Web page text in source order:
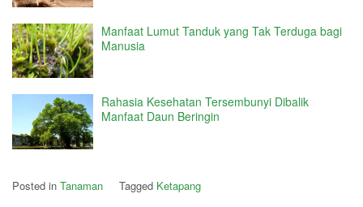
Manfaat Lumut Tanduk yang Tak Terduga bagi
Manusia
Rahasia Kesehatan Tersembunyi Dibalik
Manfaat Daun Beringin
Posted in Tanaman Tagged Ketapang